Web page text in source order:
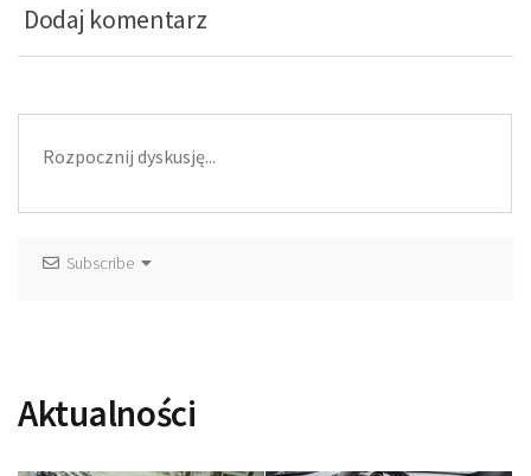
Dodaj komentarz
Subscribe
Aktualności